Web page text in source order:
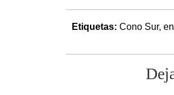
Etiquetas: Cono Sur,